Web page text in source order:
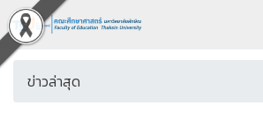
ข่าวล่าสุด